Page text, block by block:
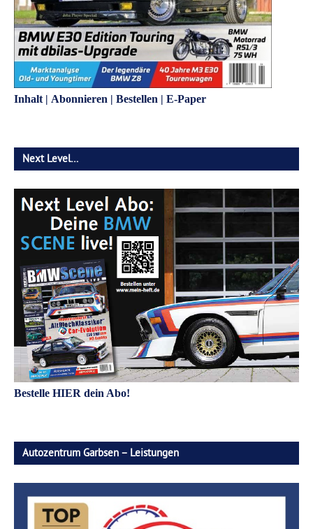
Inhalt | Abonnieren | Bestellen | E-Paper
Next Level…
Bestelle HIER dein Abo!
Autozentrum Garbsen – Leistungen